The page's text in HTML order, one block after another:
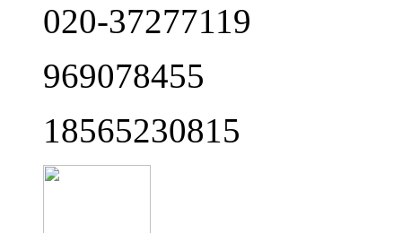
020-37277119
969078455
18565230815